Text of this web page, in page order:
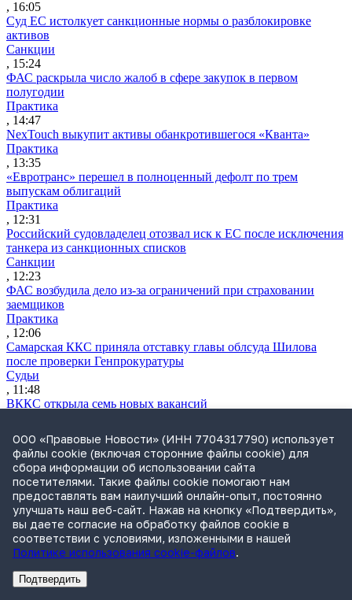
, 16:05
Суд ЕС истолкует санкционные нормы о разблокировке
активов
Санкции
, 15:24
ФАС раскрыла число жалоб в сфере закупок в первом
полугодии
Практика
, 14:47
NexTouch выкупит активы обанкротившегося «Кванта»
Практика
, 13:35
«Евротранс» перешел в полноценный дефолт по трем
выпускам облигаций
Практика
, 12:31
Российский судовладелец отозвал иск к ЕС после исключения
танкера из санкционных списков
Санкции
, 12:23
ФАС возбудила дело из-за ограничений при страховании
заемщиков
Практика
, 12:06
Самарская ККС приняла отставку главы облсуда Шилова
после проверки Генпрокуратуры
Судьи
, 11:48
ВККС открыла семь новых вакансий
Власти обсуждают варианты приватизации «Сирены-Трэвел»
Практика
, 10:50
Утренний обзор за 5 августа: поправки о защите контента при
обучении нейросетей и правила «социальных» СЗПК
Обзор СМИ
, 09:37
Путин подписал закон об ограничениях для осужденных
релокантов
Законодательство
, 19:32РекламаАдвокатское бюро Санкт-Петербурга «Вертикаль» ИНН 7841290773
ООО «Правовые Новости» (ИНН 7704317790) использует
файлы cookie (включая сторонние файлы cookie) для
сбора информации об использовании сайта
посетителями. Такие файлы cookie помогают нам
предоставлять вам наилучший онлайн-опыт, постоянно
улучшать наш веб-сайт. Нажав на кнопку «Подтвердить»,
вы даете согласие на обработку файлов cookie в
соответствии с условиями, изложенными в нашей
Политике использования cookie-файлов.
Подтвердить